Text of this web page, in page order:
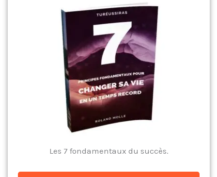
Les 7 fondamentaux du succès.